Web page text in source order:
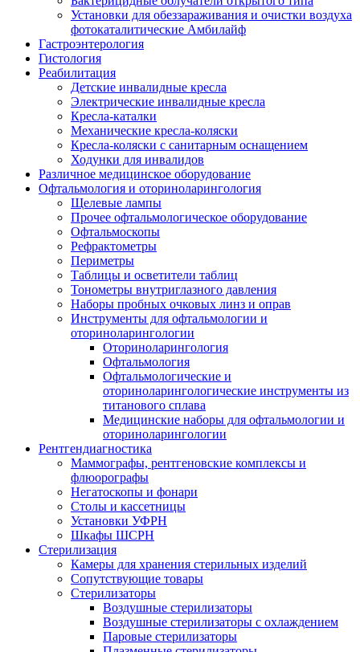
Установки для обеззараживания и очистки воздуха
фотокаталитические Амбилайф
Гастроэнтерология
Гистология
Реабилитация
Детские инвалидные кресла
Электрические инвалидные кресла
Кресла-каталки
Механические кресла-коляски
Кресла-коляски с санитарным оснащением
Ходунки для инвалидов
Различное медицинское оборудование
Офтальмология и оториноларингология
Щелевые лампы
Прочее офтальмологическое оборудование
Офтальмоскопы
Рефрактометры
Периметры
Таблицы и осветители таблиц
Тонометры внутриглазного давления
Наборы пробных очковых линз и оправ
Инструменты для офтальмологии и
оториноларингологии
Оториноларингология
Офтальмология
Офтальмологические и
оториноларингологические инструменты из
титанового сплава
Медицинские наборы для офтальмологии и
оториноларингологии
Рентгендиагностика
Маммографы, рентгеновские комплексы и
флюорографы
Негатоскопы и фонари
Столы и кассетницы
Установки УФРН
Шкафы ШСРН
Стерилизация
Камеры для хранения стерильных изделий
Сопутствующие товары
Стерилизаторы
Воздушные стерилизаторы
Воздушные стерилизаторы с охлаждением
Паровые стерилизаторы